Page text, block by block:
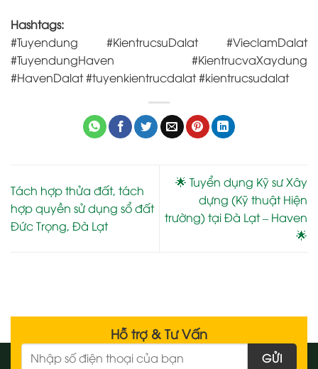
Hashtags:
#Tuyendung #KientrucsuDalat #VieclamDalat
#TuyendungHaven #KientrucvaXaydung
#HavenDalat #tuyenkientrucdalat #kientrucsudalat
Tách hợp thửa đất, tách
hợp quyền sử dụng sổ đất
Đức Trọng, Đà Lạt
🌟 Tuyển dụng Kỹ sư Xây
dựng (Kỹ thuật Hiện
trường) tại Đà Lạt – Haven
🌟
Hỗ trợ & Tư Vấn